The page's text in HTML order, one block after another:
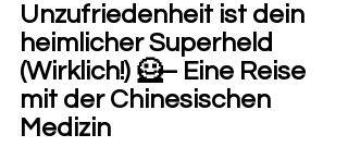
Unzufriedenheit ist dein
heimlicher Superheld
(Wirklich!) 🦸– Eine Reise
mit der Chinesischen
Medizin